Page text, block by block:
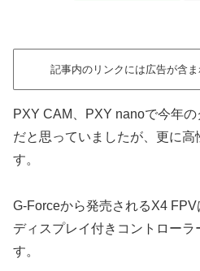
記事内のリンクには広告が含
PXY CAM、PXY nanoで今年
だと思っていましたが、更に
す。
G-Forceから発売されるX4
ディスプレイ付きコントロー
す。